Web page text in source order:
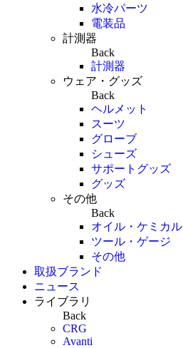
水冷パーツ
電装品
計測器
Back
計測器
ウェア・グッズ
Back
ヘルメット
スーツ
グローブ
シューズ
サポートグッズ
グッズ
その他
Back
オイル・ケミカル
ツール・ゲージ
その他
取扱ブランド
ニュース
ライブラリ
Back
CRG
Avanti